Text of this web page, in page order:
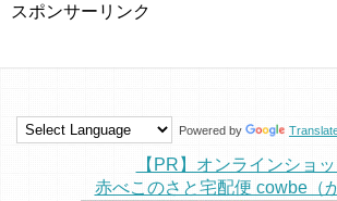
スポンサーリンク
Powered by
【PR】オンラインショ
赤べこのさと宅配便 cowbe（